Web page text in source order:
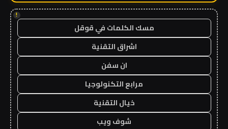
!
مسك الكلمات في قوقل
اشراق التقنية
ان سفن
مرابع التكنولوجيا
خيال التقنية
شوف ويب